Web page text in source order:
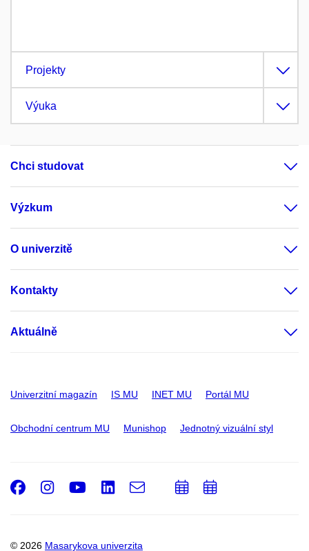
Projekty
Výuka
Chci studovat
Výzkum
O univerzitě
Kontakty
Aktuálně
Univerzitní magazín IS MU INET MU Portál MU
Obchodní centrum MU Munishop Jednotný vizuální styl
© 2026 Masarykova univerzita
Facebook
Instagram
Youtube
LinkedIn
e-
PřidatPřidat